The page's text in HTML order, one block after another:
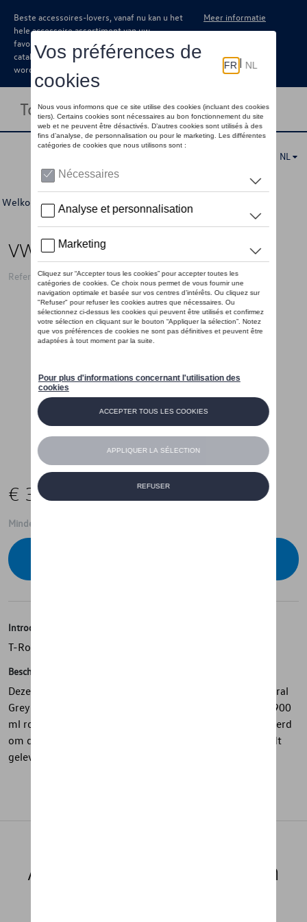
Beste accessoires-lovers, vanaf nu kan u het
hele accessoire assortiment van uw
favoriete merk terugvinden in de online
catalogus. Deze kunnen steeds besteld
worden via uw dealer.
Meer informatie
Toggle navigation
NL
Welkom >Voor u T-Roc Collectie Accessoires
VW beker T-Roc, grijs
Referentie: 2GV069601 8XP
€ 35,01
Minder dan 5 stuks beschikbaar.
Introductie
T-Roc drinkbeker (Stanley Cup)
Beschrijving
Deze beker uit de T-Roc collectie heeft een stijlvolle Mistral
Grey kleur met T-Roc opdruk en grafische accenten. De 900
ml roestvrijstalen beker is dubbelwandig vacuümgeïsoleerd
om dranken langdurig warm of koud te houden en wordt
geleverd met een herbruikbaar rietje.
Aanbevolen producten